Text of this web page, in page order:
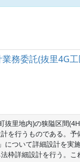
務委託(抜里4G
抜里地内)の狭隘区間
を行うものである。
について詳細設計を実
枠詳細設計を行う。